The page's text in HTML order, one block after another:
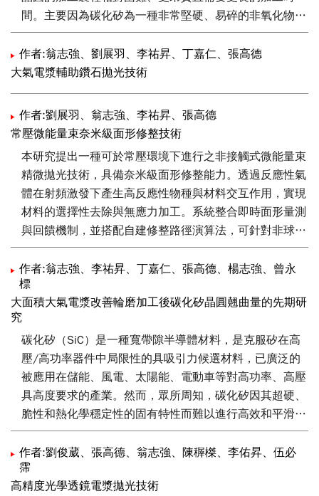
間。主要因為碳化矽為一種非常堅硬、易碎的非氧化物陶
瓷材料。本研究主要開發超音波輔助輪磨技術以及電漿輔
助拋光兩種複合加工技術，作為提升碳化矽晶圓加工速率
的手段。
作者:翁志強、劉展羽、李祐昇、丁嘉仁、張高德
大氣電漿輔助鑽石拋光技術
作者:劉展羽、翁志強、李祐昇、張高德
常壓微能量束奈米級面形修整技術
本研究提出一種可於常壓環境下進行之非接觸式微能量束
精微拋光技術，具備奈米級面形修整能力。透過反應性氣
體在射頻激發下產生高反應性物種與材料交互作用，實現
材料的選擇性去除與無應力加工。系統整合即時面形量測
與回饋機制，並搭配自建修整路徑演算法，可針對非球面
與自由曲面光學元件進行高精度修整，達成面形誤差 ＜
λ/10與表面粗糙度Ra~1 nm。特別適用於高精度光學鏡
片製程中後段之精密加工需求，展現其在精密光學製造領
域的高度適應性與技術潛力。
作者:翁志強、李祐昇、丁嘉仁、張高德、楊志強、曾永
標
大面積大氣電漿改善輪磨加工後碳化矽晶圓翹曲量的先期研
究
碳化矽（SiC）是一種寬帶隙半導體材料，是克服矽在高
壓/高功率器件中局限性的具吸引力候選材料，已廣泛的
被應用在儲能、風電、太陽能、電動車等對高功率、高壓
具高度要求的產業。然而，眾所周知，碳化矽因其超硬、
脆性和熱化學穩定性的固有特性而難以進行高效和平滑的
加工。再者，因應SiC晶圓尺寸的放大，具有高材料移除
效率的輪磨製程逐漸成為加工的主流之一。然而，由於塑
性變形和斷裂等「應力誘導」現象，研磨過程不可避免地
會在晶圓表面下方引入損傷層。本文嘗試以自行發展的大
作者:劉俊葳、張高德、翁志強、陳稺榤、李佑昇、伍必
霈
高精度光學透鏡電漿拋光技術